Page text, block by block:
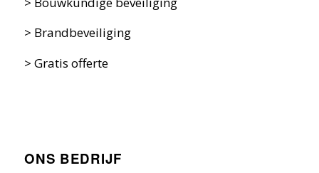
> Brandbeveiliging
> Gratis offerte
ONS BEDRIJF